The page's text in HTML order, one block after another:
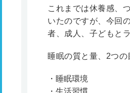
これまでは休養感、
いたのですが、今回
者、成人、子どもと
睡眠の質と量、2つ
睡眠環境
生活習慣